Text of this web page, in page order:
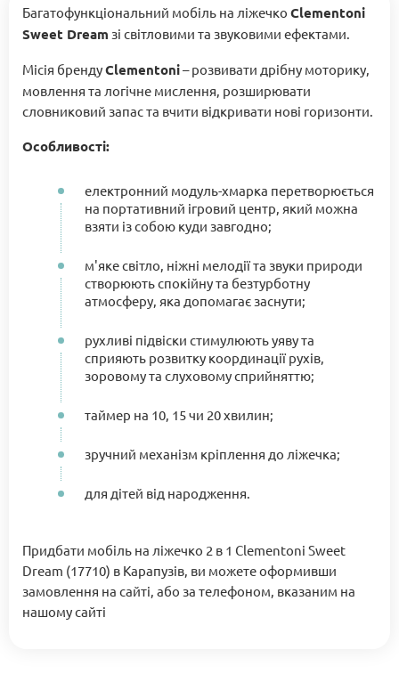
Багатофункціональний мобіль на ліжечко Clementoni
Sweet Dream зі світловими та звуковими ефектами.
Місія брендуClementoni– розвивати дрібну моторику,
мовлення та логічне мислення, розширювати
словниковий запас та вчити відкривати нові горизонти.
Особливості:
електронний модуль-хмарка перетворюється
на портативний ігровий центр, який можна
взяти із собою куди завгодно;
м'яке світло, ніжні мелодії та звуки природи
створюють спокійну та безтурботну
атмосферу, яка допомагає заснути;
рухливі підвіски стимулюють уяву та
сприяють розвитку координації рухів,
зоровому та слуховому сприйняттю;
таймер на 10, 15 чи 20 хвилин;
зручний механізм кріплення до ліжечка;
для дітей від народження.
Придбати мобіль на ліжечко 2 в 1 Clementoni Sweet
Dream (17710) в Карапузів, ви можете оформивши
замовлення на сайті, або за телефоном, вказаним на
нашому сайті